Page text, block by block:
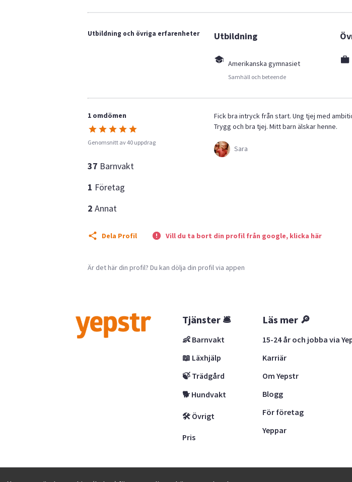
Utbildning och övriga erfarenheter Utbildning
Amerikanska gymnasiet
Samhäll och beteende
1 omdömen
Genomsnitt av 40 uppdrag
37 Barnvakt
1 Företag
2 Annat
Fick bra intryck från start. Ung tjej med
Trygg och bra tjej. Mitt barn älskar henne.
Sara
Dela Profil Vill du ta bort din profil från google, klicka här
Är det här din profil? Du kan dölja din profil via appen
Tjänster 🛎
👶 Barnvakt
📖 Läxhjälp
🍃 Trädgård
🐕 Hundvakt
🛠 Övrigt
Pris
Läs mer 🔎
15-24 år och jobba via
Karriär
Om Yepstr
Blogg
För företag
Yeppar